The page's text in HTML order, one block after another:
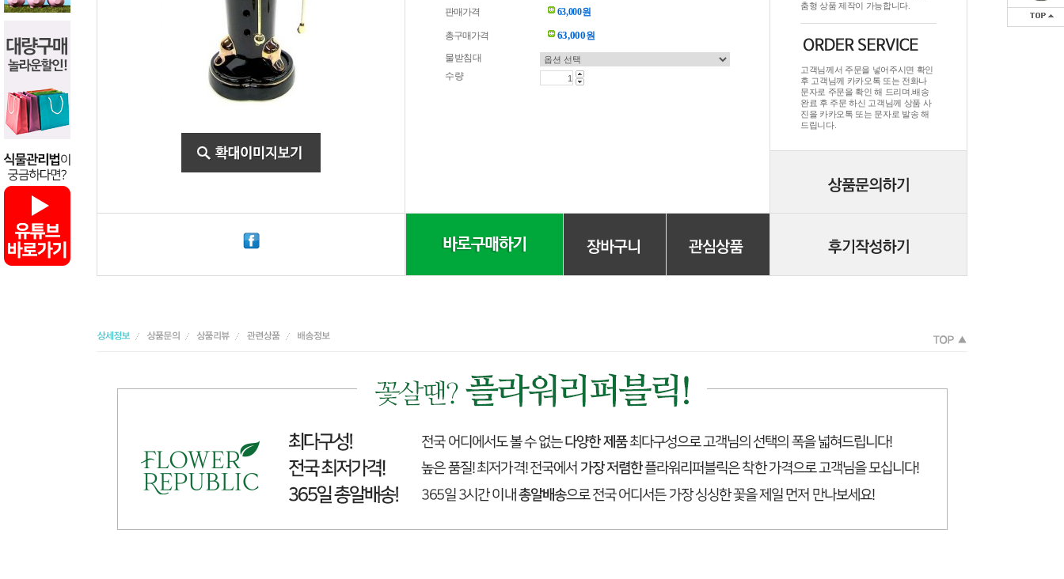
판매가격 63,000원
총구매가격 63,000원
물받침대
수량
춤형 상품 제작이 가능합니다.
고객님께서 주문을 넣어주시면 확인
후 고객님께 카카오톡 또는 전화나
문자로 주문을 확인 해 드리며.배송
완료 후 주문 하신 고객님께 상품 사
진을 카카오톡 또는 문자로 발송 해
드립니다.